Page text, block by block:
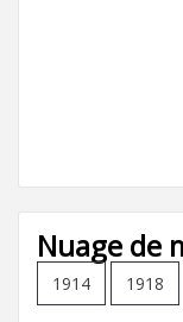
Nuage de
1914 1918